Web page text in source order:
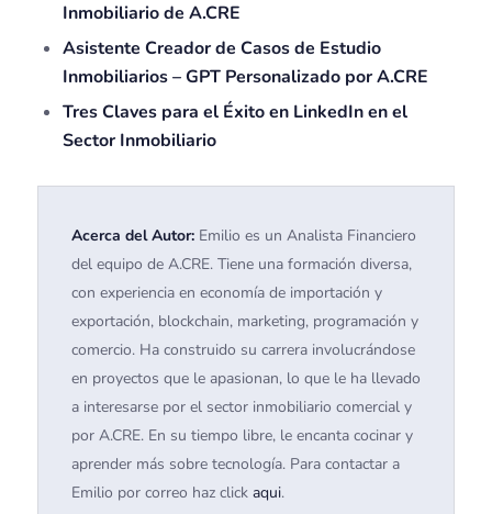
Inmobiliario de A.CRE
Asistente Creador de Casos de Estudio
Inmobiliarios – GPT Personalizado por A.CRE
Tres Claves para el Éxito en LinkedIn en el
Sector Inmobiliario
Acerca del Autor:Emilio es un Analista Financiero
del equipo de A.CRE. Tiene una formación diversa,
con experiencia en economía de importación y
exportación, blockchain, marketing, programación y
comercio. Ha construido su carrera involucrándose
en proyectos que le apasionan, lo que le ha llevado
a interesarse por el sector inmobiliario comercial y
por A.CRE. En su tiempo libre, le encanta cocinar y
aprender más sobre tecnología. Para contactar a
Emilio por correo haz click aqui.